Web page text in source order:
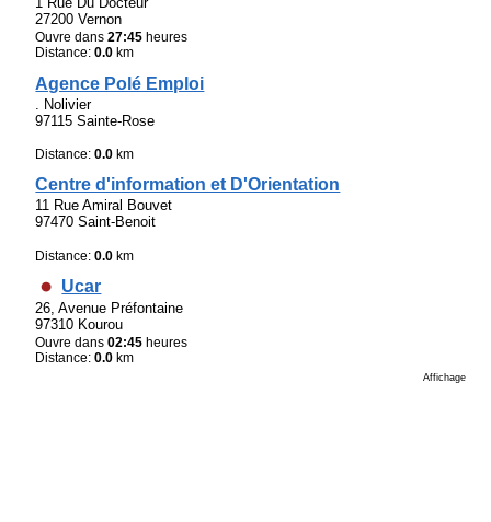
27200 Vernon
Ouvre dans27:45 heures
Distance:0.0 km
Agence Polé Emploi
. Nolivier
97115 Sainte-Rose
Distance:0.0 km
Centre d'information et D'Orientation
11 Rue Amiral Bouvet
97470 Saint-Benoit
Distance:0.0 km
Ucar
26, Avenue Préfontaine
97310 Kourou
Ouvre dans02:45 heures
Distance:0.0 km
Affichage